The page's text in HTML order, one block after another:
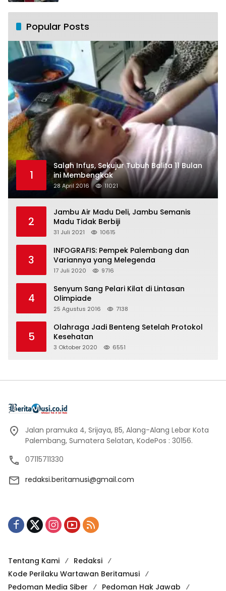
Popular Posts
1
Salah Infus, Sekujur Tubuh Balita 11 Bulan
ini Membengkak
28 April 2016 11021
2
Jambu Air Madu Deli, Jambu Semanis
Madu Tidak Berbiji
31 Juli 2021 10615
3
INFOGRAFIS: Pempek Palembang dan
Variannya yang Melegenda
17 Juli 2020 9716
4
Senyum Sang Pelari Kilat di Lintasan
Olimpiade
25 Agustus 2016 7138
5
Olahraga Jadi Benteng Setelah Protokol
Kesehatan
3 Oktober 2020 6551
Jalan pramuka 4, Srijaya, B5, Alang-Alang Lebar Kota
Palembang, Sumatera Selatan, KodePos : 30156.
07115711330
redaksi.beritamusi@gmail.com
Tentang Kami
Redaksi
Kode Perilaku Wartawan Beritamusi
Pedoman Media Siber
Pedoman Hak Jawab